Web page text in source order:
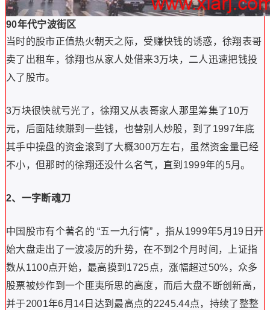
90年代宁波街区
当时的股市正值热火朝天之际，受赚快钱的诱惑，徐翔表哥
卖了出租车，徐翔也从家人处借来3万块，二人迅速把钱投
入了股市。
3万块很快就亏光了，徐翔又从表哥家人那里筹集了10万
元，后面陆续赚到一些钱，也替别人炒股，到了1997年底
其手中操盘的资金滚到了大概300万左右，虽然资金量已经
不小，但那时的徐翔还没什么名气，直到1999年的5月。
2、一字断魂刀
中国股市有个著名的 “五一九行情” ，指从1999年5月19日开
始大盘走出了一波凌厉的升势，在不到2个月时间，上证指
数从1100点开始，最高摸到1725点，涨幅超过50%，众多
股票被炒作到一个匪夷所思的高度，而后大盘不断创新高，
并于2001年6月14日达到最高点的2245.44点，持续了整整